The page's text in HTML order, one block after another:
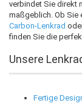
verbindet Sie direkt
maßgeblich. Ob Sie
Carbon-Lenkrad
finden Sie die
Unsere
Fertige